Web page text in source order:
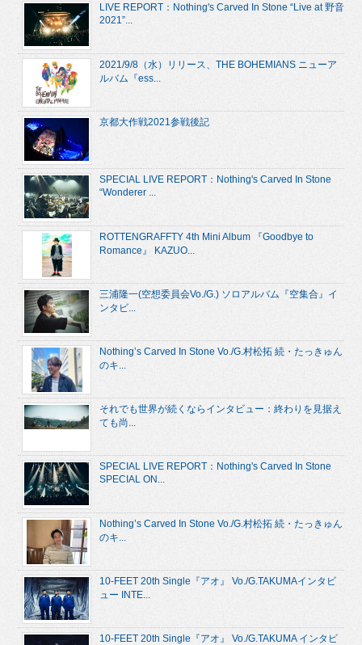
LIVE REPORT：Nothing's Carved In Stone “Live at 野音
2021”...
2021/9/8（水）リリース、THE BOHEMIANS ニューア
ルバム『ess...
京都大作戦2021参戦後記
SPECIAL LIVE REPORT：Nothing's Carved In Stone
“Wonderer ...
ROTTENGRAFFTY 4th Mini Album 『Goodbye to
Romance』 KAZUO...
三浦隆一(空想委員会Vo./G.) ソロアルバム『空集合』イ
ンタビ...
Nothing’s Carved In Stone Vo./G.村松拓 続・たっきゅん
のキ...
それでも世界が続くならインタビュー：終わりを見据え
ても尚...
SPECIAL LIVE REPORT：Nothing's Carved In Stone
SPECIAL ON...
Nothing’s Carved In Stone Vo./G.村松拓 続・たっきゅん
のキ...
10-FEET 20th Single『アオ』 Vo./G.TAKUMAインタビ
ュー INTE...
10-FEET 20th Single『アオ』 Vo./G.TAKUMA インタビ